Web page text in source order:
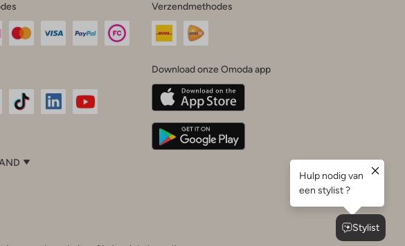
Verzendmethodes
Download onze Omoda app